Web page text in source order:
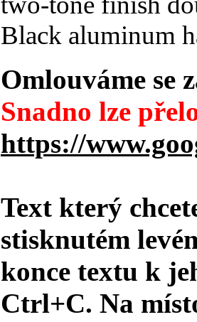
Black aluminum
Omlouváme se
Snadno lze
https://
Text který
stisknutém
konce textu k
Ctrl+C. Na